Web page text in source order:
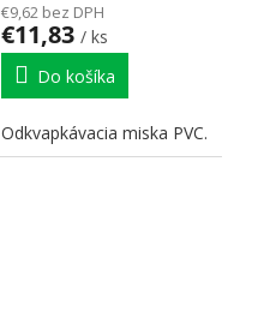
€9,62 bez DPH
€11,83 / ks
Do košíka
Odkvapkávacia miska PVC.